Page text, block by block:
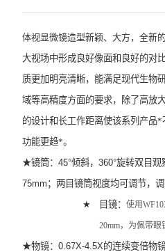
体视显微镜造型新颖、大方，全新
大视场中形成良好像面和良好的对
质更加明亮清晰，能满足现代生物
域等高精度方面的要求，除了高放
的设计和长工作距离使该系列产品
功能更趋*。
★镜筒：45°倾斜，360°旋转双目观
75mm ；两目镜筒视度均可调节，
★
目镜： 使用
20mm，为佩带眼
★物镜：0.67X-4.5X的连续变倍物